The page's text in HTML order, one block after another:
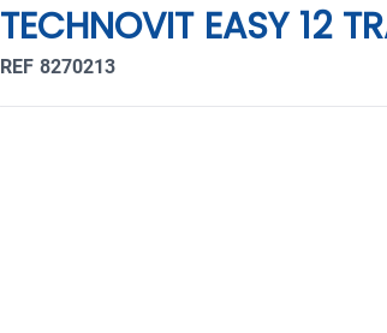
TECHNOVIT EASY 12
REF 8270213